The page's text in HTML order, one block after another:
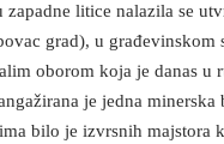
zapadne litice nalazila se
grad), u građevinskom
oborom koja je danas u
je jedna minerska
bilo je izvrsnih majstora